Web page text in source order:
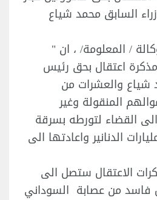
السابق محمد شياع
/ المعلومة/ ، ان "
اعتقال بحق رئيس
شياع والعشرات من
المنقولة وغير
القضاء لتورطه بسرقة
الدنانير واعادتها الى
الاعتقال ستصل الى
مسؤول فاسد من عصابة السوداني